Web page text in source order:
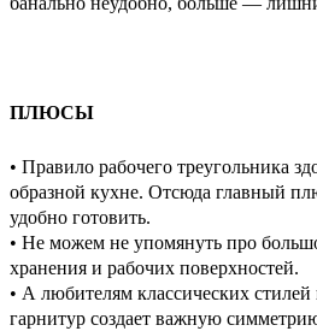
ПЛЮСЫ
• Правило рабочего треугольника
образной кухне. Отсюда главный
удобно готовить.
• Не можем не упомянуть про
хранения и рабочих поверхностей.
• А любителям классических
гарнитур создает важную